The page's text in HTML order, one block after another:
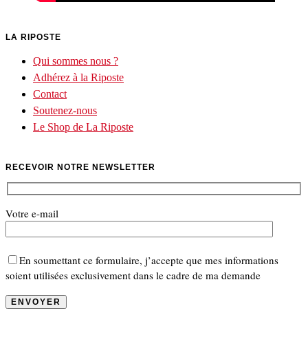
LA RIPOSTE
Qui sommes nous ?
Adhérez à la Riposte
Contact
Soutenez-nous
Le Shop de La Riposte
RECEVOIR NOTRE NEWSLETTER
Votre e-mail
En soumettant ce formulaire, j’accepte que mes informations
soient utilisées exclusivement dans le cadre de ma demande